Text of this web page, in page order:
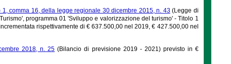
1, comma 16, della legge regionale 30 dicembre 2015, n. 43(Legge di
programma 01 'Sviluppo e valorizzazione del turismo' - Titolo 1
rispettivamente di € 637.500,00 nel 2019, € 427.500,00 nel
2018, n. 25 (Bilancio di previsione 2019 - 2021) previsto in €